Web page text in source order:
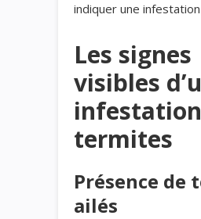
indiquer une
Les signes
visibles
termites
Présence de
ailés